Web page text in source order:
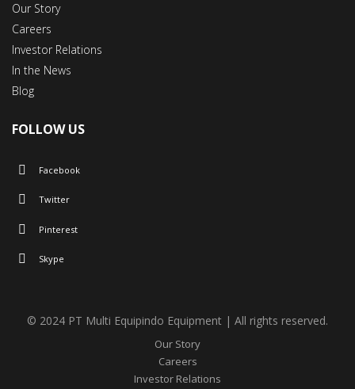
Our Story
Careers
Investor Relations
In the News
Blog
FOLLOW US
Facebook
Twitter
Pinterest
Skype
© 2024 PT Multi Equipindo Equipment | All rights reserved.
Our Story
Careers
Investor Relations